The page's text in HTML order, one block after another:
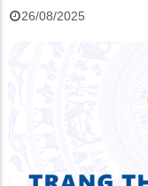
26/08/2025